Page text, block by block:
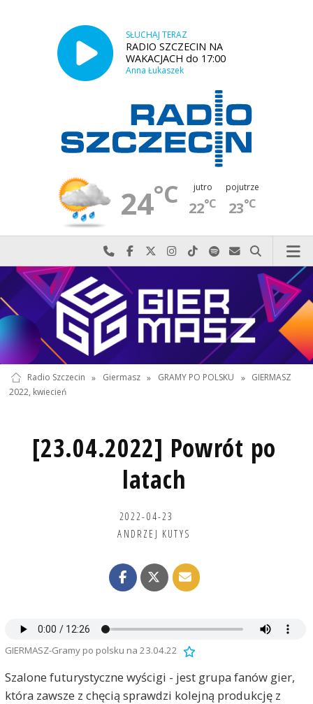
SŁUCHAJ TERAZ
RADIO SZCZECIN NA
WAKACJACH do 17:00
Anna Łukaszek
24°C jutro
22°C
pojutrze
23°C
Najlepiej po prostu do nas zadzwoń
Odwiedź nas na Facebook-u
Odwiedź nas na X
Odwiedź nas na Instagram-ie
Odwiedź nas na TikTok-u
Szukaj nas na Spotify
Wyślij do nas
Szukaj
Radio Szczecin » Giermasz » GRAMY PO POLSKU » GIERMASZ
2022, kwiecień
[23.04.2022] Powrót po
latach
2022-04-23
ANDRZEJ KUTYS
GIERMASZ-Gramy po polsku na 23.04.22
Szalone futurystyczne wyścigi - jest grupa fanów gier,
która zawsze z chęcią sprawdzi kolejną produkcję z